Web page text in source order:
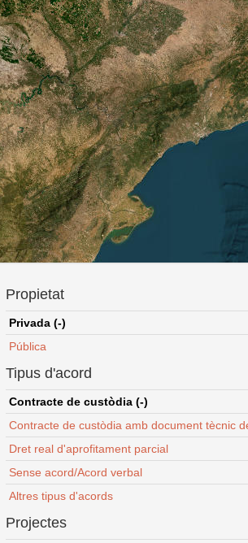
Propietat
Privada (-)
Pública
Tipus d'acord
Contracte de custòdia (-)
Contracte de custòdia amb document tècnic
Dret real d'aprofitament parcial
Sense acord/Acord verbal
Altres tipus d'acords
Projectes